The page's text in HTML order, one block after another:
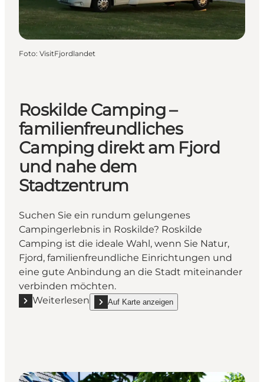
Foto: VisitFjordlandet
Roskilde Camping –
familienfreundliches
Camping direkt am Fjord
und nahe dem
Stadtzentrum
Suchen Sie ein rundum gelungenes
Campingerlebnis in Roskilde? Roskilde
Camping ist die ideale Wahl, wenn Sie Natur,
Fjord, familienfreundliche Einrichtungen und
eine gute Anbindung an die Stadt miteinander
verbinden möchten.
Weiterlesen
Mehr erfahren "Roskilde Camping –
Auf Karte anzeigen
show Roskilde Camping – familienfreundliches